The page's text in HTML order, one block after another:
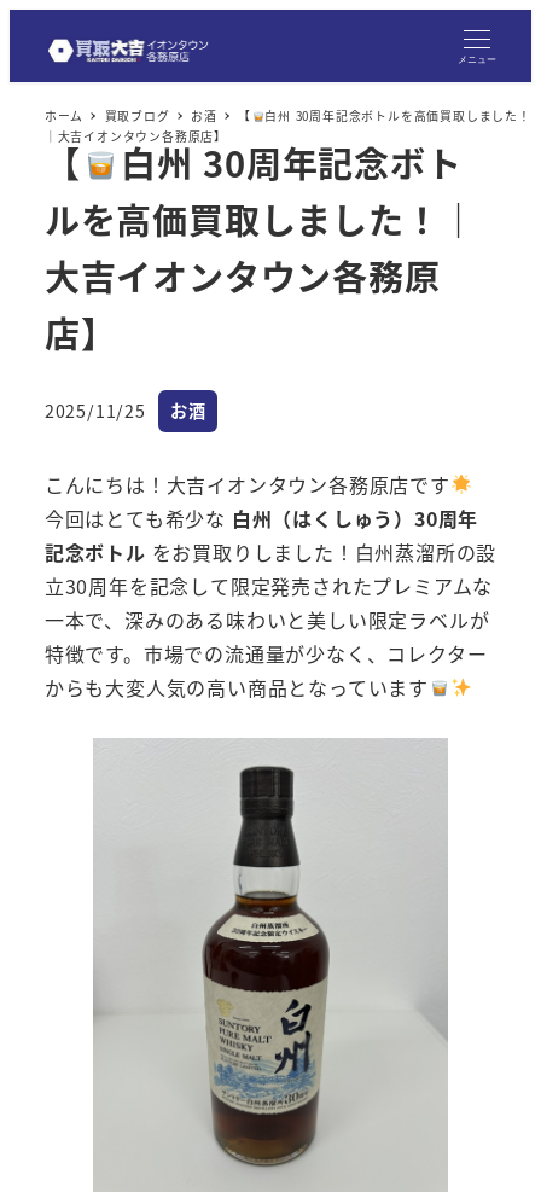
メニュー
ホーム 買取ブログ お酒 【
白州 30周年記念ボトルを高価買取しました！
｜大吉イオンタウン各務原店】
【
白州 30周年記念ボト
ルを高価買取しました！｜
大吉イオンタウン各務原
店】
投稿日
2025/11/25 カテゴリー
お酒
こんにちは！大吉イオンタウン各務原店です
今回はとても希少な 白州（はくしゅう）30周年
記念ボトル をお買取りしました！白州蒸溜所の設
立30周年を記念して限定発売されたプレミアムな
一本で、深みのある味わいと美しい限定ラベルが
特徴です。市場での流通量が少なく、コレクター
からも大変人気の高い商品となっています